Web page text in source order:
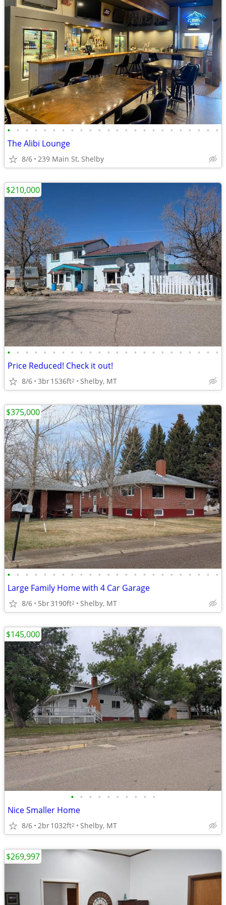
• • • • • • • • • • • • • • • • • • • • • • • •
The Alibi Lounge
8/6 239 Main St, Shelby
• • • • • • • • • • • • • • • • • • • • • • • •
Price Reduced! Check it out!
8/6 3br1536ft2 Shelby, MT
$210,000
• • • • • • • • • • • • • • • • • • • • • • • •
Large Family Home with 4 Car Garage
8/6 5br3190ft2 Shelby, MT
$375,000
• • • • • • • • • •
Nice Smaller Home
8/6 2br1032ft2 Shelby, MT
$145,000
$269,997